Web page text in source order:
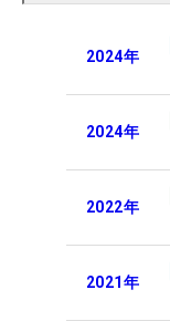
2024年
2024年
2022年
2021年